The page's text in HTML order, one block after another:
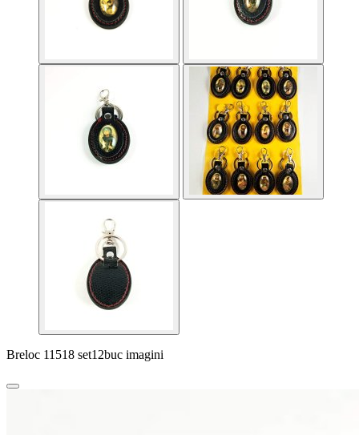
Breloc 11518 set12buc imagini